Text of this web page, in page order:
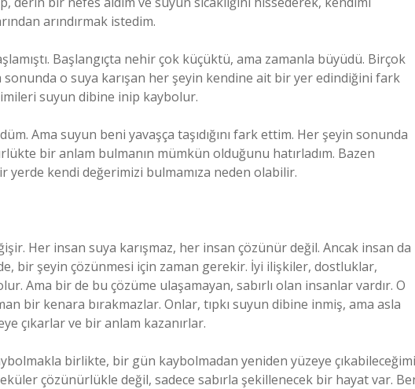
arındırmak istedim.
Başlangıçta nehir çok küçüktü, ama zamanla büyüdü. Birçok
sonunda o suya karışan her şeyin kendine ait bir yer edindiğini fark
suyun dibine inip kaybolur.
Ama suyun beni yavaşça taşıdığını fark ettim. Her şeyin sonunda
bir anlam bulmanın mümkün olduğunu hatırladım. Bazen
yerde kendi değerimizi bulmamıza neden olabilir.
Her insan suya karışmaz, her insan çözünür değil. Ancak insan da
bir şeyin çözünmesi için zaman gerekir. İyi ilişkiler, dostluklar,
Ama bir de bu çözüme ulaşamayan, sabırlı olan insanlar vardır. O
bir kenara bırakmazlar. Onlar, tıpkı suyun dibine inmiş, ama asla
çıkarlar ve bir anlam kazanırlar.
birlikte, bir gün kaybolmadan yeniden yüzeye çıkabileceğimi
çözünürlükle değil, sadece sabırla şekillenecek bir hayat var.